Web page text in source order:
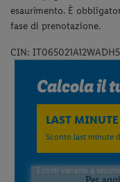
esaurimento. È
fase di prenotazione.
CIN:
Calcola il
LAST MINUTE
Sconto last minute
I costi variano a